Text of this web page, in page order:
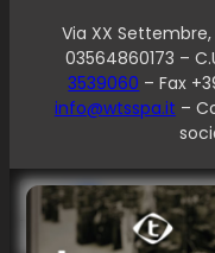
Via XX Settembre,
03564860173 –
3539060 – Fax
info@wtsspa.it –
Informativa sulla
Le tue